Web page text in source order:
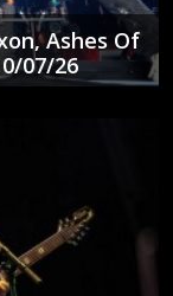
Ashes Of
07/26